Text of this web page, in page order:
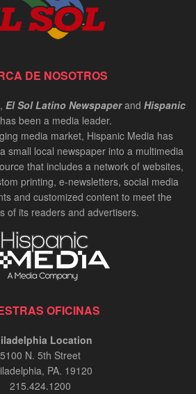
DE NOSOTROS
El Sol Latino Newspaperand Hispanic
has been a media leader.
media market, Hispanic Media has
small local newspaper into a multimedia
that includes a network of websites,
printing, e-newsletters, social media
and customized content to meet the
of its readers and advertisers.
OFICINAS
Location
5100 N. 5th Street
PA. 19120
215.424.1200